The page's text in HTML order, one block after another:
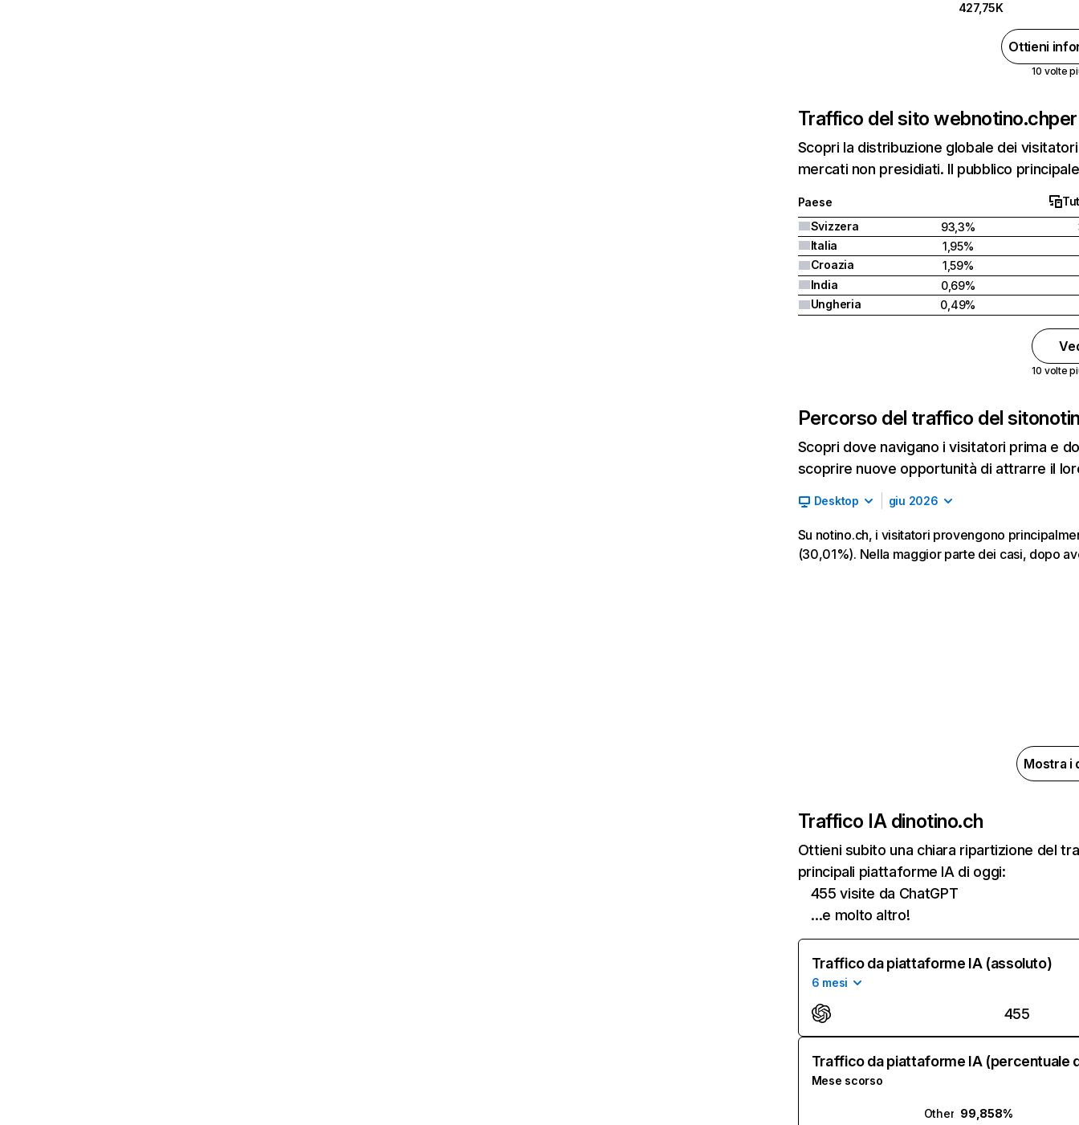
427,75K
Ottieni
10 volte
Traffico del sito webnotino.ch
Scopri la distribuzione globale dei
mercati non presidiati. Il pubblico
Paese
Svizzera
93,3%
Italia
1,95%
Croazia
1,59%
India
0,69%
Ungheria
0,49%
10 volte
Percorso del traffico del sito
Scopri dove navigano i visitatori prima e
scoprire nuove opportunità di attrarre il
Desktop giu 2026
Su notino.ch, i visitatori provengono
(30,01%). Nella maggior parte dei casi, dopo
Mostra i
Traffico IA dinotino.ch
Ottieni subito una chiara ripartizione del
principali piattaforme IA di oggi:
455 visite da ChatGPT
…e molto altro!
Traffico da piattaforme IA (assoluto)
6 mesi
455
Traffico da piattaforme IA (percentuale
Mese scorso
Other 99,858%